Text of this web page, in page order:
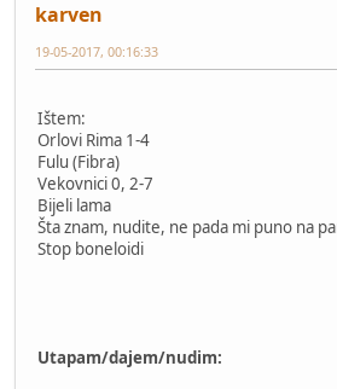
karven
19-05-2017, 00:16:33
Ištem:
Orlovi Rima 1-4
Fulu (Fibra)
Vekovnici 0, 2-7
Bijeli lama
Šta znam, nudite, ne pada mi puno na
Stop boneloidi
Utapam/dajem/nudim: